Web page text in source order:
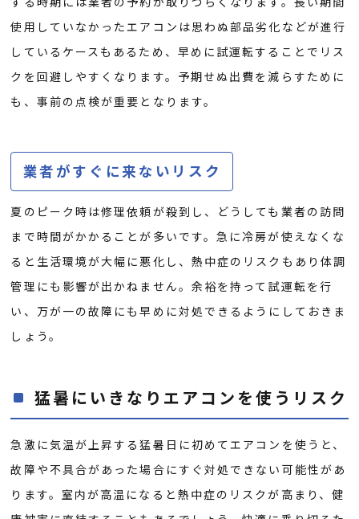
使用していなかったエアコンは思わぬ部品劣化などが進行
しているケースもあるため、早めに試運転することでリス
クを回避しやすくなります。予期せぬ出費を減らすために
も、事前の点検が重要となります。
業者がすぐに来ないリスク
夏のピーク時は修理依頼が殺到し、どうしても業者の訪問
まで時間がかかることが多いです。急に冷房が使えなくな
ると生活環境が大幅に悪化し、熱中症のリスクもあり体調
管理にも影響が出かねません。余裕を持って試運転を行
い、万が一の故障にも早めに対処できるようにしておきま
しょう。
猛暑にいきなりエアコンを使うリスク
急激に気温が上昇する猛暑日に初めてエアコンを使うと、
故障や不具合があった場合にすぐ対処できない可能性があ
ります。室内が高温になると熱中症のリスクが高まり、健